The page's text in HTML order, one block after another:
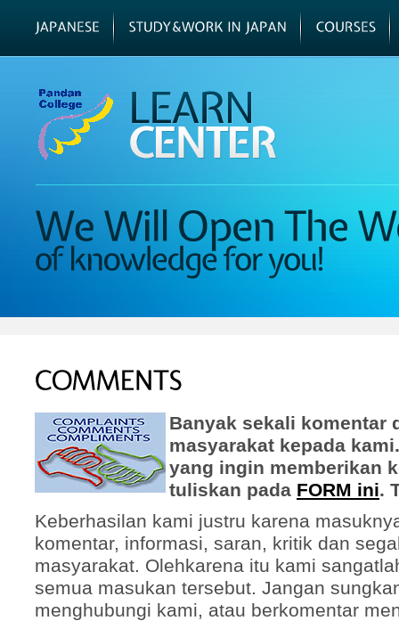
Banyak sekali komentar
masyarakat kepada
yang ingin memberikan
tuliskan pada FORM ini.
Keberhasilan kami justru karena
komentar, informasi, saran, kritik dan
masyarakat. Olehkarena itu kami
semua masukan tersebut. Jangan
menghubungi kami, atau berkomentar